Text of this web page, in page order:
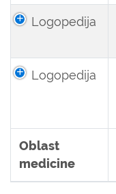
Oblast
medicine
Logopedija
Logopedija